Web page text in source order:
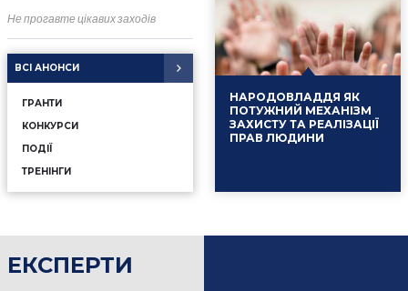
Не прогавте цікавих заходів
ВСІ АНОНСИ
ГРАНТИ
КОНКУРСИ
ПОДІЇ
ТРЕНІНГИ
НАРОДОВЛАДДЯ ЯК
ПОТУЖНИЙ МЕХАНІЗМ
ЗАХИСТУ ТА РЕАЛІЗАЦІЇ
ПРАВ ЛЮДИНИ
ЕКСПЕРТИ